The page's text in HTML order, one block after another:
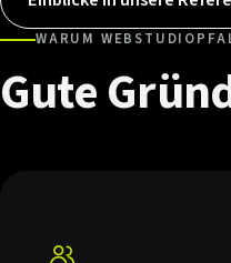
WARUM
Gute